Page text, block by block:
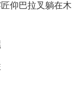
仰巴拉叉躺在木